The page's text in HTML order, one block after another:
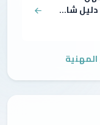
شا...